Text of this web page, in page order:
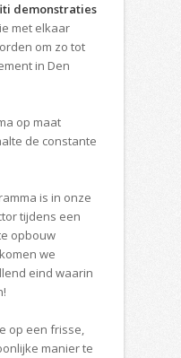
demonstraties
met elkaar
om zo tot
in Den
op maat
de constante
is in onze
tijdens een
opbouw
we
eind waarin
op een frisse,
manier te